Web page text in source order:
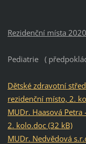
Rezidenční místa 2020
Pediatrie (
Dětské zdravotní
rezidenční místo, 2.
MUDr. Haasová
2. kolo.doc (32 kB)
MUDr. Nedvědová